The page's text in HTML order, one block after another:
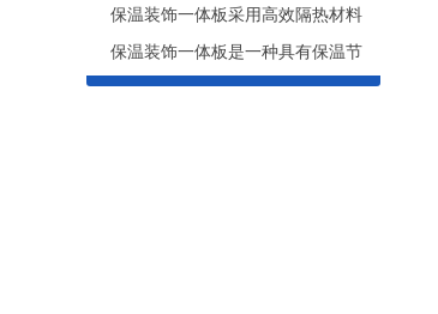
保温装饰一体板采用高效隔热材料
保温装饰一体板是一种具有保温节